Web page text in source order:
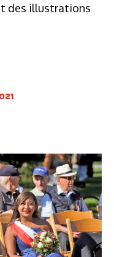
des illustrations